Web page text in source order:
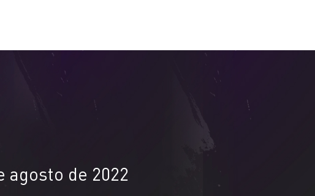
agosto de 2022